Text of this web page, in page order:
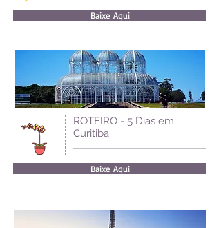
Baixe Aqui
ROTEIRO - 5 Dias em
Curitiba
Baixe Aqui